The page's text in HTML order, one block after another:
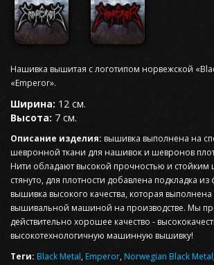
Нашивка вышитая с логотипом норвежской
«Emperor».
Ширина: 12 см.
Высота: 7 см.
Описание изделия: вышивка выполнена на
шевронной ткани для нашивок и шевронов
Нити обладают высокой прочностью и стойким
стянуто, для плотности добавлена подкладка
вышивка высокого качества, которая
вышивальной машиной на производстве. Мы
действительно хорошее качество -
высокотехнологичную машинную вышивку!
Теги: Black Metal,Emperor, Norwegian Black Metal